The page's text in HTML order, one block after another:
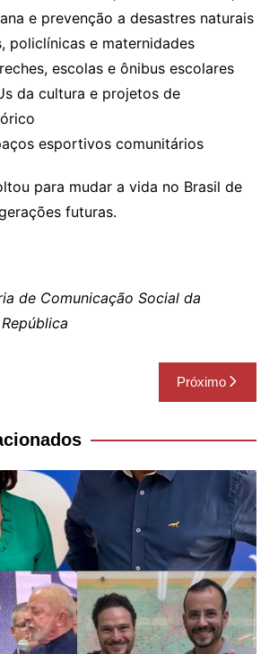
e prevenção a desastres naturais
policlínicas e maternidades
escolas e ônibus escolares
da cultura e projetos de
esportivos comunitários
para mudar a vida no Brasil de
futuras.
de Comunicação Social da
Próximo